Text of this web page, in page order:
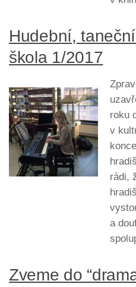
Hudební,
škola 1/2017
roku
v
rádi,
a
Zveme do